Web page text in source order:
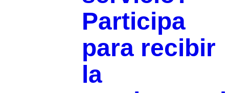
Participa
para recibir
la